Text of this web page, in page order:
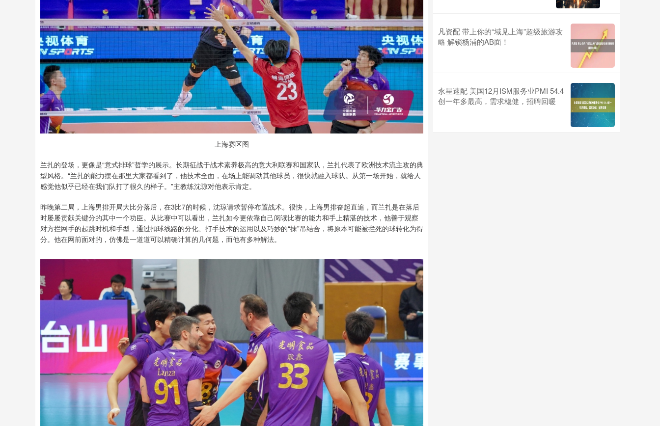
上海赛区图
兰扎的登场，更像是“意式排球”哲学的展示。长期征战于战术素养极高的意大利联赛和国家队，兰扎代表了欧洲技术流主攻的典
型风格。“兰扎的能力摆在那里大家都看到了，他技术全面，在场上能调动其他球员，很快就融入球队。从第一场开始，就给人
感觉他似乎已经在我们队打了很久的样子。”主教练沈琼对他表示肯定。
昨晚第二局，上海男排开局大比分落后，在3比7的时候，沈琼请求暂停布置战术。很快，上海男排奋起直追，而兰扎是在落后
时屡屡贡献关键分的其中一个功臣。从比赛中可以看出，兰扎如今更依靠自己阅读比赛的能力和手上精湛的技术，他善于观察
对方拦网手的起跳时机和手型，通过扣球线路的分化、打手技术的运用以及巧妙的“抹”吊结合，将原本可能被拦死的球转化为得
分。他在网前面对的，仿佛是一道道可以精确计算的几何题，而他有多种解法。
凡资配 带上你的“域见上海”超级旅游攻
略 解锁杨浦的AB面！
永星速配 美国12月ISM服务业PMI 54.4
创一年多最高，需求稳健，招聘回暖